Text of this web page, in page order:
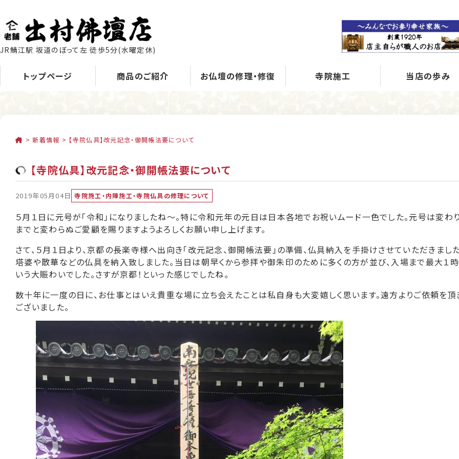
JR鯖江駅 坂道のぼって左 徒歩5分(水曜定休)
トップページ 商品のご紹介 お仏壇の修理・修復 寺院施工 当店の歩み
>新着情報 > 【寺院仏具】改元記念・御開帳法要について
【寺院仏具】改元記念・御開帳法要について
2019年05月04日 寺院施工・内陣施工・寺院仏具の修理について
５月１日に元号が「令和」になりましたね～。特に令和元年の元日は日本各地でお祝いムード一色でした。元号は変わ
までと変わらぬご愛顧を賜りますようよろしくお願い申し上げます。
さて、５月１日より、京都の長楽寺様へ出向き「改元記念、御開帳法要」の準備、仏具納入を手掛けさせていただきまし
塔婆や散華などの仏具を納入致しました。当日は朝早くから参拝や御朱印のために多くの方が並び、入場まで最大１
いう大賑わいでした。さすが京都！といった感じでしたね。
数十年に一度の日に、お仕事とはいえ貴重な場に立ち会えたことは私自身も大変嬉しく思います。遠方よりご依頼を
ございました。